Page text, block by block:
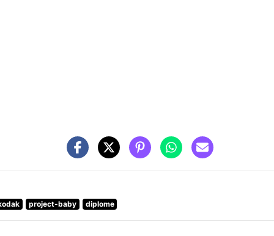
project-baby diplome